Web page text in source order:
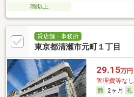
2階以上
貸店舗・事務所
東京都清瀬市元町１丁目
29.15万円
管理費等なし
2ヶ月